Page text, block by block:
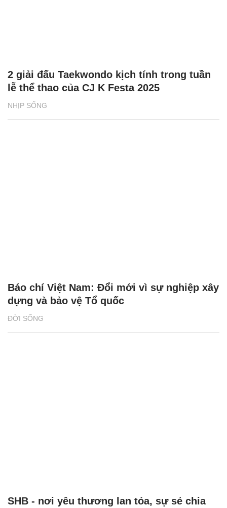
NHỊP SỐNG
2 giải đấu Taekwondo kịch tính trong tuần
lễ thể thao của CJ K Festa 2025
ĐỜI SỐNG
Báo chí Việt Nam: Đổi mới vì sự nghiệp xây
dựng và bảo vệ Tổ quốc
SHB - nơi yêu thương lan tỏa, sự sẻ chia